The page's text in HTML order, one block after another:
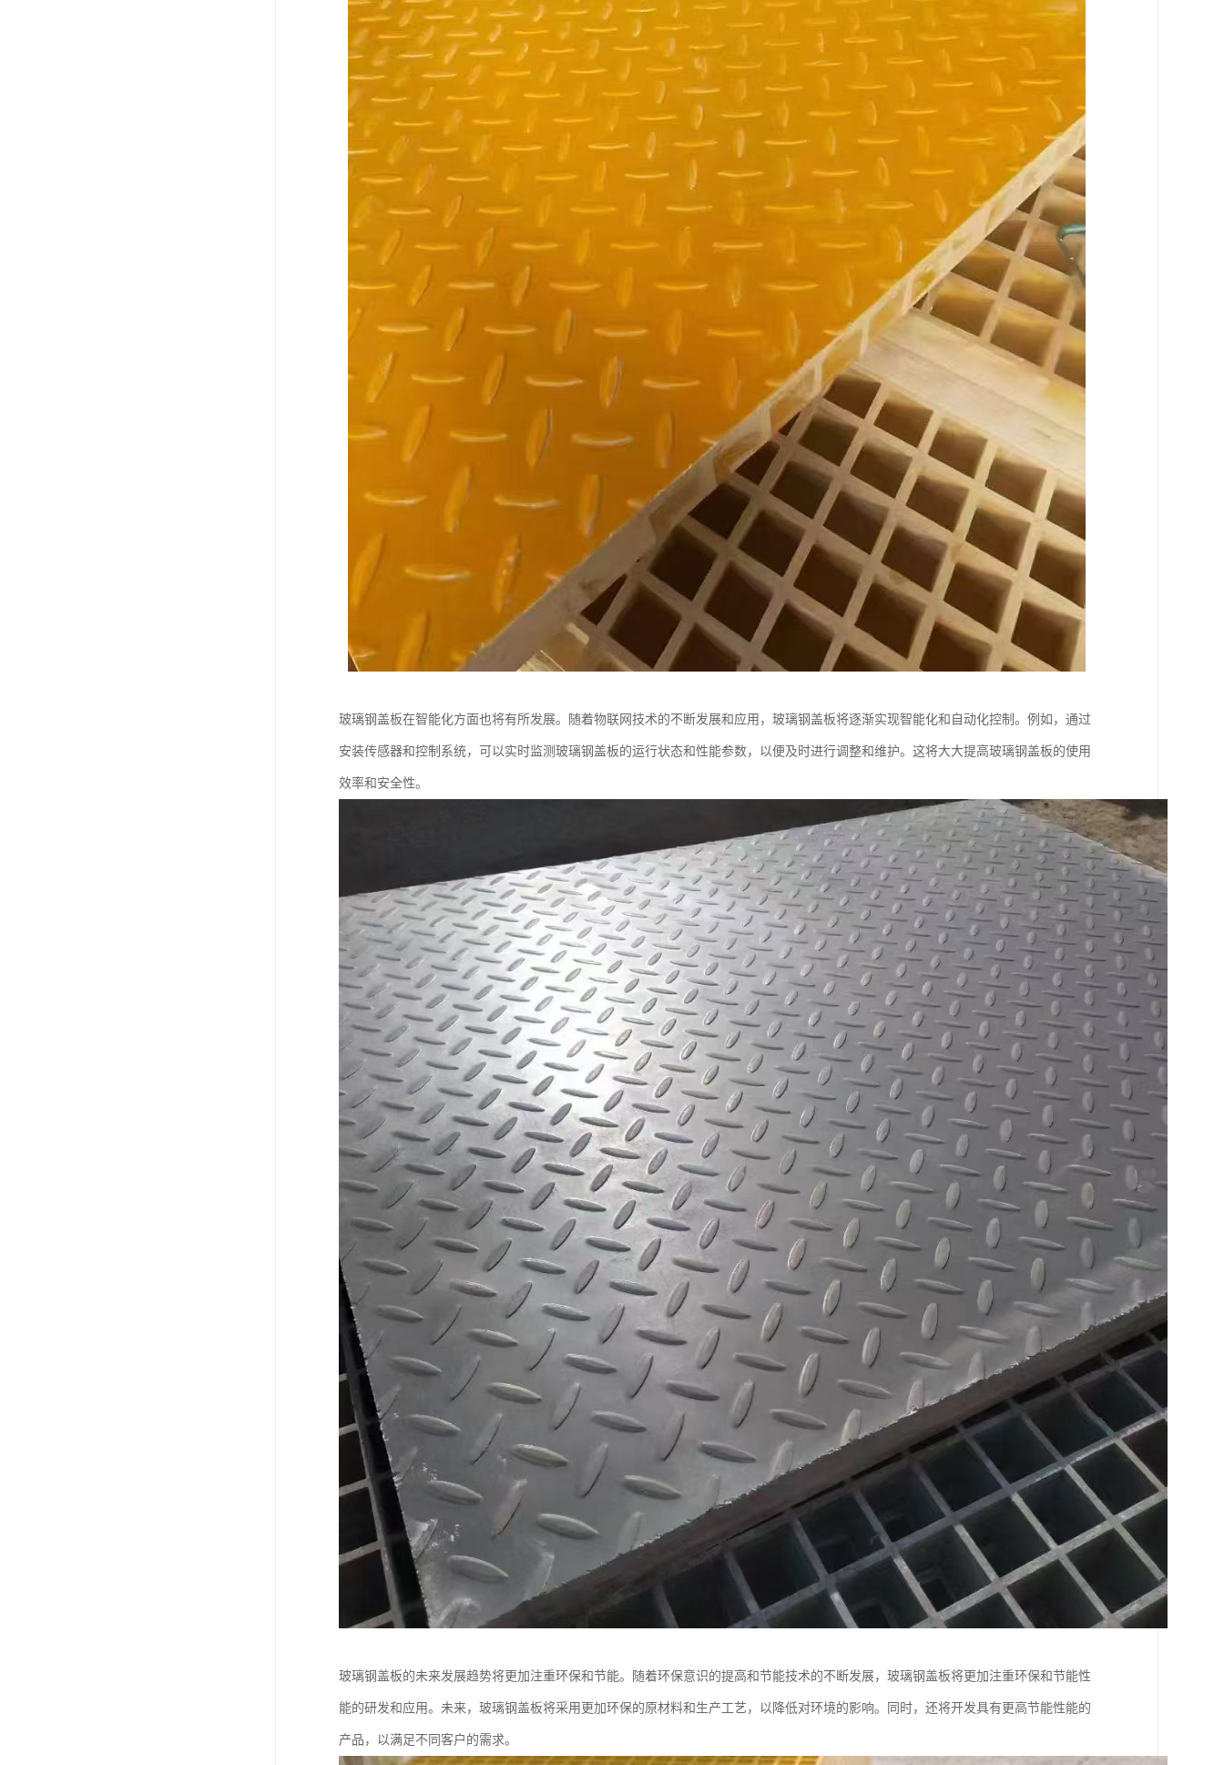
玻璃钢盖板在智能化方面也将有所发展。随着物联网技术的不断发展和应用，玻璃钢盖板将逐渐实现智能化和自动化控制。例如，通过
安装传感器和控制系统，可以实时监测玻璃钢盖板的运行状态和性能参数，以便及时进行调整和维护。这将大大提高玻璃钢盖板的使用
效率和安全性。
玻璃钢盖板的未来发展趋势将更加注重环保和节能。随着环保意识的提高和节能技术的不断发展，玻璃钢盖板将更加注重环保和节能性
能的研发和应用。未来，玻璃钢盖板将采用更加环保的原材料和生产工艺，以降低对环境的影响。同时，还将开发具有更高节能性能的
产品，以满足不同客户的需求。